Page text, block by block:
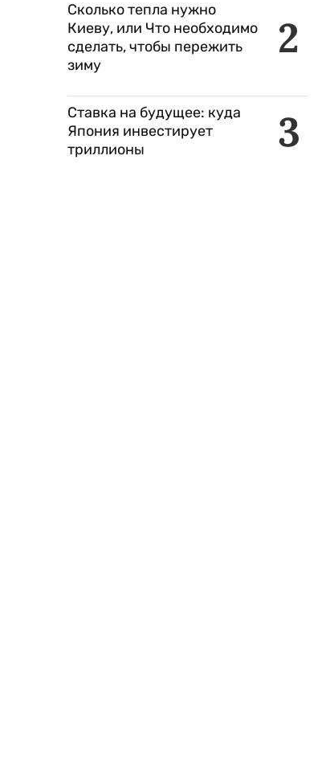
2
Сколько тепла нужно
Киеву, или Что необходимо
сделать, чтобы пережить
зиму
3
Ставка на будущее: куда
Япония инвестирует
триллионы